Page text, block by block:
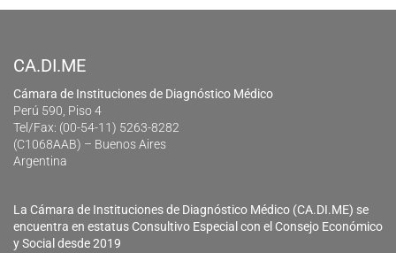
CA.DI.ME
Cámara de Instituciones de Diagnóstico Médico
Perú 590, Piso 4
Tel/Fax: (00-54-11) 5263-8282
(C1068AAB) – Buenos Aires
Argentina
La Cámara de Instituciones de Diagnóstico Médico (CA.DI.ME) se
encuentra en estatus Consultivo Especial con el Consejo Económico
y Social desde 2019